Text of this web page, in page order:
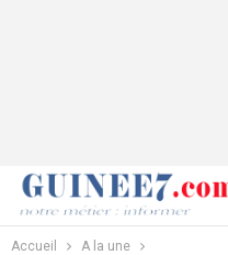
Accueil A la une